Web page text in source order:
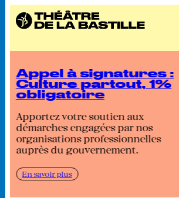
Fermeture estivale
L’accueil du théâtre rouvrira ses
billetterie en ligne reste ouverte !